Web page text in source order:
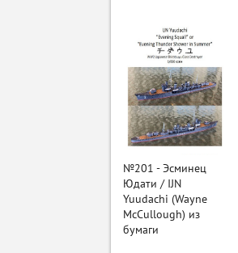
№201 - Эсминец
Юдати / IJN
Yuudachi (Wayne
McCullough) из
бумаги